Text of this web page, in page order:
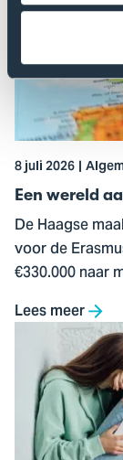
Een
aan
mogelijkheden
Erasmus+
8 juli 2026
Een wereld
De Haagse
voor de
€330.000 naar
Lees meer
naar
Nieuw
onderzoek
naar